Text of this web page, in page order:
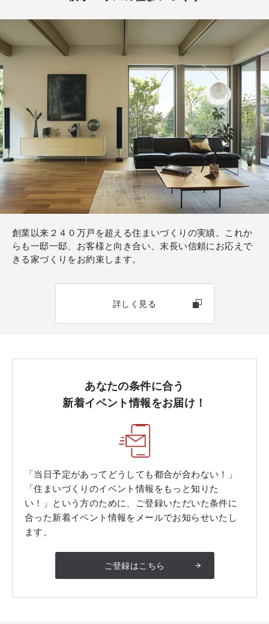
創業以来２４０万戸を超える住まいづくりの実績。これか
らも一邸一邸、お客様と向き合い、末長い信頼にお応えで
きる家づくりをお約束します。
詳しく見る
あなたの条件に合う
新着イベント情報をお届け！
「当日予定があってどうしても都合が合わない！」
「住まいづくりのイベント情報をもっと知りた
い！」という方のために、ご登録いただいた条件に
合った新着イベント情報をメールでお知らせいたし
ます。
ご登録はこちら